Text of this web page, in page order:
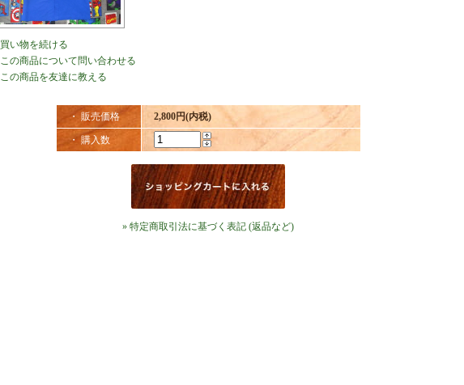
買い物を続ける
この商品について問い合わせる
この商品を友達に教える
・ 販売価格 2,800円(内税)
・ 購入数
» 特定商取引法に基づく表記 (返品など)